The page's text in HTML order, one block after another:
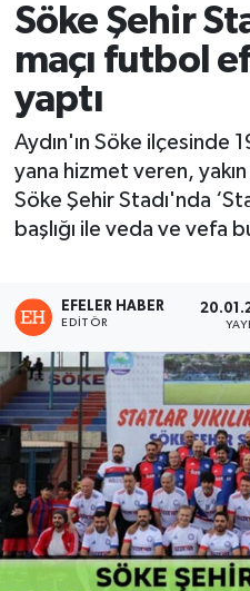
Söke Şehir
maçı futbol
yaptı
Aydın'ın Söke ilçesinde
yana hizmet veren, yakın
Söke Şehir Stadı'nda
başlığı ile veda ve vefa
EFELER HABER
EDITÖR
Son Dakika Haberleri
Haber Arşivi